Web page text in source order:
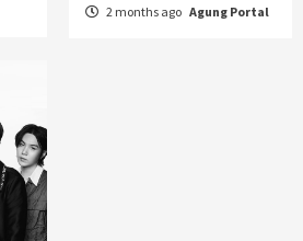
2 months ago Agung Portal